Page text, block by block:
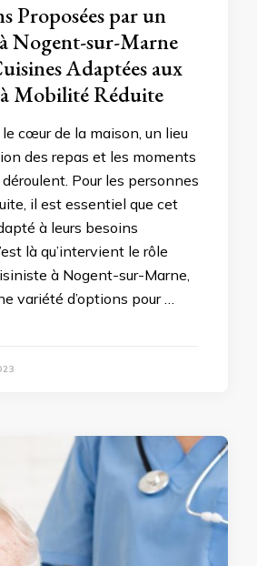
Proposées par un
Nogent-sur-Marne
Adaptées aux
Mobilité Réduite
cœur de la maison, un lieu
des repas et les moments
Pour les personnes
il est essentiel que cet
à leurs besoins
là qu’intervient le rôle
à Nogent-sur-Marne,
variété d’options pour …